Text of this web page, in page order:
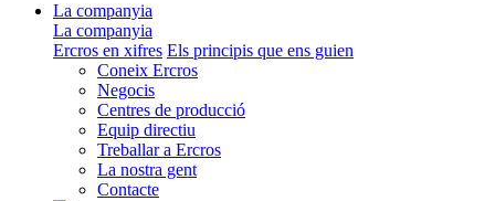
La companyia
La companyia
Ercros en xifres Els principis que ens guien
Coneix Ercros
Negocis
Centres de producció
Equip directiu
Treballar a Ercros
La nostra gent
Contacte